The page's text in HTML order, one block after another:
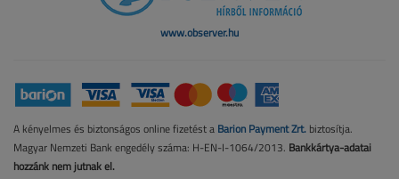
www.observer.hu
A kényelmes és biztonságos online fizetést a Barion Payment Zrt. biztosítja.
Magyar Nemzeti Bank engedély száma: H-EN-I-1064/2013. Bankkártya-adatai
hozzánk nem jutnak el.